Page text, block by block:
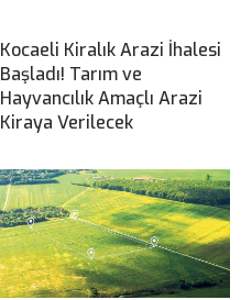
Kocaeli Kiralık Arazi İhalesi
Başladı! Tarım ve
Hayvancılık Amaçlı Arazi
Kiraya Verilecek